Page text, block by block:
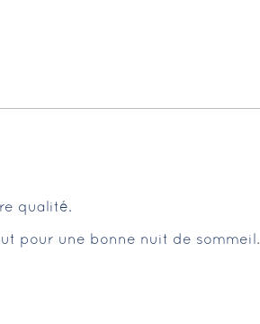
qualité.
pour une bonne nuit de sommeil.